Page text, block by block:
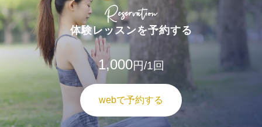
Reservation
体験レッスンを予約する
1,000円/1回
webで予約する